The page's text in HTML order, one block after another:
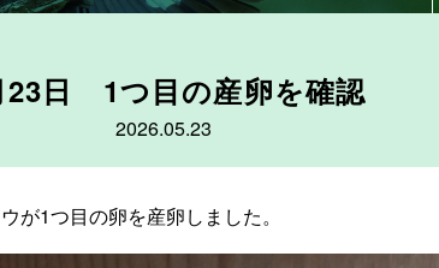
23日 1つ目の産卵を確認
2026.05.23
1つ目の卵を産卵しました。